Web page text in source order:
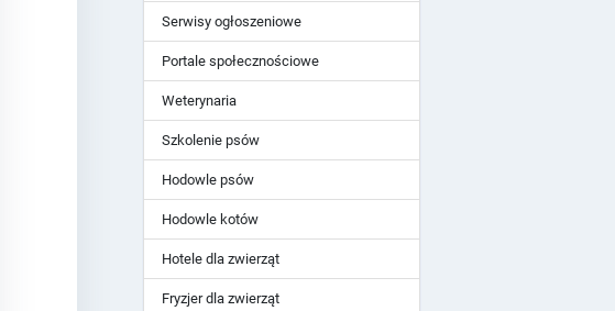
Serwisy ogłoszeniowe
Portale społecznościowe
Weterynaria
Szkolenie psów
Hodowle psów
Hodowle kotów
Hotele dla zwierząt
Fryzjer dla zwierząt